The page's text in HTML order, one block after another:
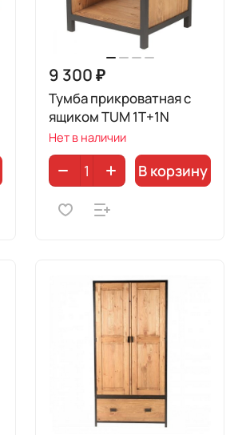
9 300 ₽
Тумба прикроватная с
ящиком TUM 1T+1N
Нет в наличии
В корзину